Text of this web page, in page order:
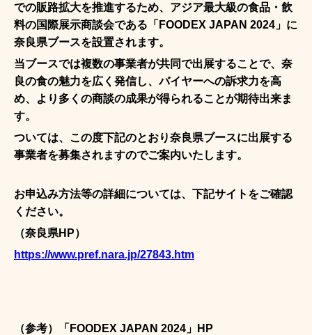
での販路拡大を推進するため、アジア最大級の食品・飲
料の国際展示商談会である「FOODEX JAPAN 2024」に
奈良県ブースを設置されます。
当ブースでは複数の事業者が共同で出展することで、奈
良の食の魅力を広く発信し、バイヤーへの訴求力を高
め、より多くの商談の成果が得られることが期待出来ま
す。
ついては、この度下記のとおり奈良県ブースに出展する
事業者を募集されますのでご案内いたします。
お申込み方法等の詳細については、下記サイトをご確認
ください。
（奈良県HP）
https://www.pref.nara.jp/27843.htm
（参考）「FOODEX JAPAN 2024」HP